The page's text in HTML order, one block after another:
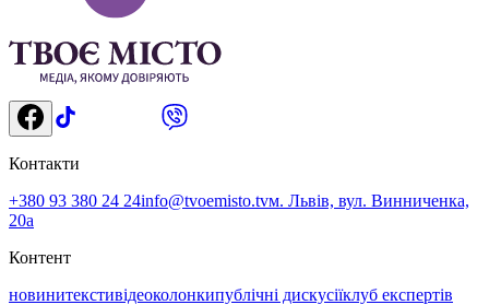
Контакти
+380 93 380 24 24info@tvoemisto.tvм. Львів, вул. Винниченка,
20а
Контент
новинитекстивідеоколонкипублічні дискусіїклуб експертів